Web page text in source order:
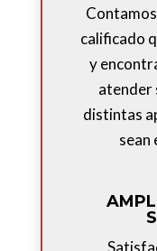
calificado
y
atender
distintas
sean